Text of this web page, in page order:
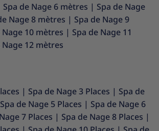
Spa de Nage 6 mètres | Spa de Nage
Nage 8 mètres | Spa de Nage 9
Nage 10 mètres | Spa de Nage 11
Nage 12 mètres
| Spa de Nage 3 Places | Spa de
Spa de Nage 5 Places | Spa de Nage 6
7 Places | Spa de Nage 8 Places |